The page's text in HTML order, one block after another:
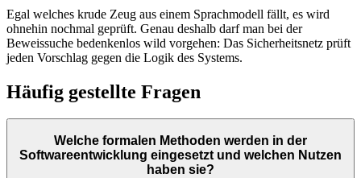
Egal welches krude Zeug aus einem Sprachmodell fällt, es wird
ohnehin nochmal geprüft. Genau deshalb darf man bei der
Beweissuche bedenkenlos wild vorgehen: Das Sicherheitsnetz prüft
jeden Vorschlag gegen die Logik des Systems.
Häufig gestellte Fragen
Welche formalen Methoden werden in der
Softwareentwicklung eingesetzt und welchen Nutzen
haben sie?